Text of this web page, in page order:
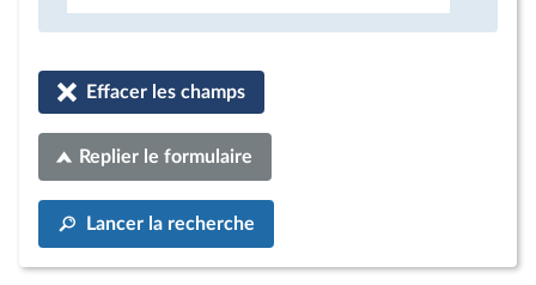
Effacer les champs
Replier le formulaire
Lancer la recherche